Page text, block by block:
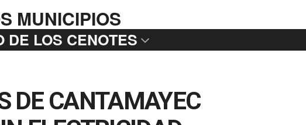
MUNICIPIOS
DE LOS CENOTES
DE CANTAMAYEC